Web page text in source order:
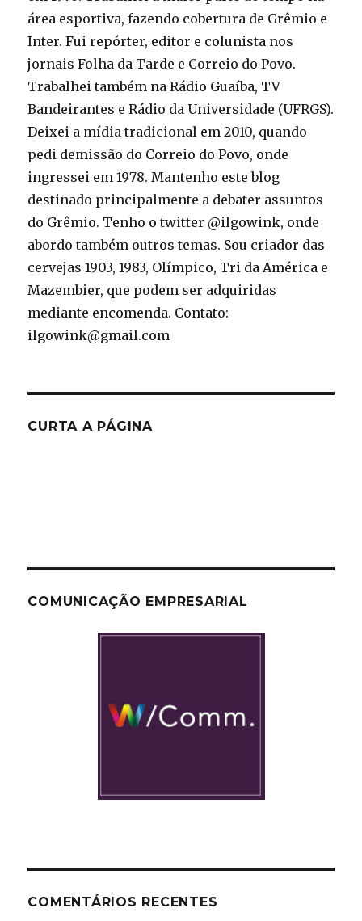
área esportiva, fazendo cobertura de Grêmio e
Inter. Fui repórter, editor e colunista nos
jornais Folha da Tarde e Correio do Povo.
Trabalhei também na Rádio Guaíba, TV
Bandeirantes e Rádio da Universidade (UFRGS).
Deixei a mídia tradicional em 2010, quando
pedi demissão do Correio do Povo, onde
ingressei em 1978. Mantenho este blog
destinado principalmente a debater assuntos
do Grêmio. Tenho o twitter @ilgowink, onde
abordo também outros temas. Sou criador das
cervejas 1903, 1983, Olímpico, Tri da América e
Mazembier, que podem ser adquiridas
mediante encomenda. Contato:
ilgowink@gmail.com
CURTA A PÁGINA
COMUNICAÇÃO EMPRESARIAL
COMENTÁRIOS RECENTES